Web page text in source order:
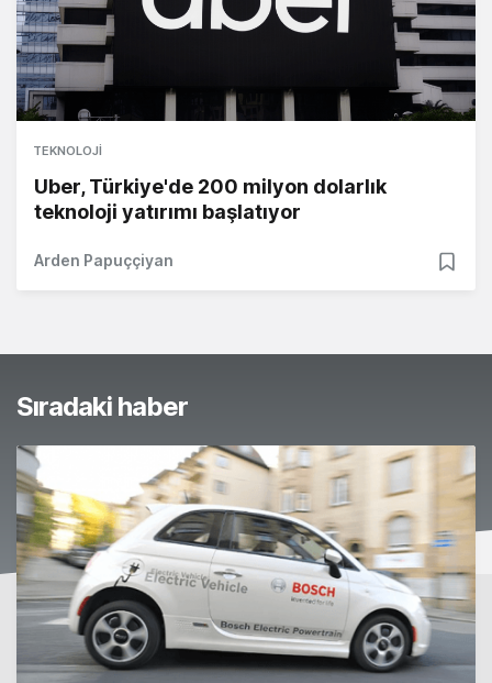
TEKNOLOJI
Uber, Türkiye'de 200 milyon dolarlık
teknoloji yatırımı başlatıyor
Arden Papuççiyan
Sıradaki haber